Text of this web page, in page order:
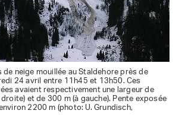
neige mouillée au Staldehore près de
24 avril entre 11h45 et 13h50. Ces
avaient respectivement une largeur de
et de 300 m (à gauche). Pente exposée
2200 m (photo: U. Grundisch,